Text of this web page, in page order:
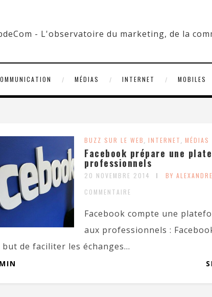
MÉDIAS INTERNET MOBILES
BUZZ SUR LE WEB, INTERNET, MÉDIAS
Facebook prépare une
professionnels
20 NOVEMBRE 2014 BY
COMMENTAIRE
Facebook compte une
aux professionnels :
de faciliter les échanges...